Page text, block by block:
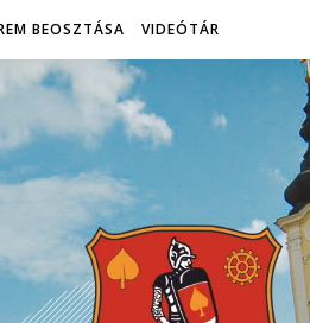
BEOSZTÁSA VIDEÓTÁR